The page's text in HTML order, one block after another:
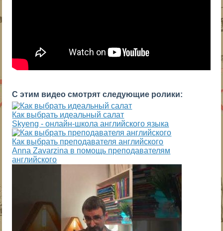
С этим видео смотрят следующие ролики:
Как выбрать идеальный салат
Skyeng - онлайн-школа английского языка
Как выбрать преподавателя английского
Anna Zavarzina в помощь преподавателям
английского